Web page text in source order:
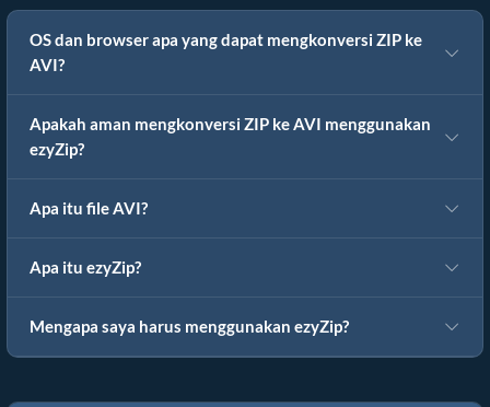
OS dan browser apa yang dapat mengkonversi ZIP ke
AVI?
Apakah aman mengkonversi ZIP ke AVI menggunakan
ezyZip?
Apa itu file AVI?
Apa itu ezyZip?
Mengapa saya harus menggunakan ezyZip?